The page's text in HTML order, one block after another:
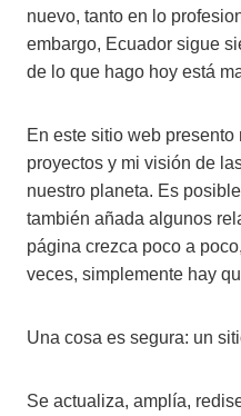
nuevo, tanto en lo
embargo, Ecuador sigue
de lo que hago hoy está
En este sitio web
proyectos y mi visión de
nuestro planeta. Es
también añada algunos
página crezca poco a
veces, simplemente hay
Una cosa es segura: un
Se actualiza, amplía,